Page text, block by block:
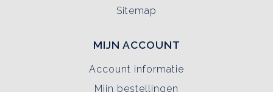
Sitemap
MIJN ACCOUNT
Account informatie
Mijn bestellingen